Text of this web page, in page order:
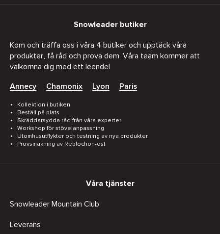
Snowleader butiker
Kom och träffa oss i våra 4 butiker och upptäck våra
produkter, få råd och prova dem. Våra team kommer att
välkomna dig med ett leende!
Annecy Chamonix Lyon Paris
Kollektion i butiken
Beställ på plats
Skräddarsydda råd från våra experter
Workshop för stövelanpassning
Utomhusutflykter och testning av nya produkter
Provsmakning av Reblochon-ost
Våra tjänster
Snowleader Mountain Club
Leverans